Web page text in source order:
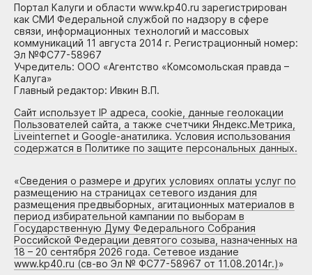
Портал Калуги и области www.kp40.ru зарегистрирован
как СМИ Федеральной службой по надзору в сфере
связи, информационных технологий и массовых
коммуникаций 11 августа 2014 г. Регистрационный номер:
Эл №ФС77-58967
Учредитель: ООО «Агентство «Комсомольская правда –
Калуга»
Главный редактор: Ивкин В.П.
Сайт использует IP адреса, cookie, данные геолокации
Пользователей сайта, а также счетчики Яндекс.Метрика,
Liveinternet и Google-анатилика. Условия использования
содержатся в Политике по защите персональных данных.
«Сведения о размере и других условиях оплаты услуг по
размещению на страницах сетевого издания для
размещения предвыборных, агитационных материалов в
период избирательной кампании по выборам в
Государственную Думу Федерального Собрания
Российской Федерации девятого созыва, назначенных на
18 – 20 сентября 2026 года. Сетевое издание
www.kp40.ru (св-во Эл № ФС77-58967 от 11.08.2014г.)»